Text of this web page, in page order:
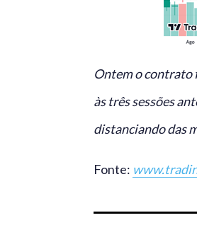
Ontem o contrato
às três sessões
distanciando das
Fonte: